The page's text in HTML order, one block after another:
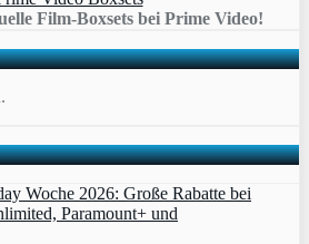
Film-Boxsets bei Prime Video!
Woche 2026: Große Rabatte bei
Paramount+ und